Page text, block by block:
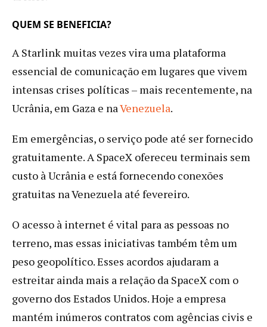
QUEM SE BENEFICIA?
A Starlink muitas vezes vira uma plataforma
essencial de comunicação em lugares que vivem
intensas crises políticas – mais recentemente, na
Ucrânia, em Gaza e naVenezuela.
Em emergências, o serviço pode até ser fornecido
gratuitamente. A SpaceX ofereceu terminais sem
custo à Ucrânia e está fornecendo conexões
gratuitas na Venezuela até fevereiro.
O acesso à internet é vital para as pessoas no
terreno, mas essas iniciativas também têm um
peso geopolítico. Esses acordos ajudaram a
estreitar ainda mais a relação da SpaceX com o
governo dos Estados Unidos. Hoje a empresa
mantém inúmeros contratos com agências civis e